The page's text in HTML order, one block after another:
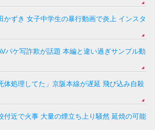
かずき 女子中学生の暴行動画で炎上 インスタ
パケ写詐欺が話題 本編と違い過ぎサンプル動
体処理してた」京阪本線が遅延 飛び込み自殺
付近で火事 大量の煙立ち上り騒然 延焼の可能